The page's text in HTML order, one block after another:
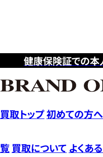
健康保険証での
買取トップ初めての方へ
覧 買取について よくあ